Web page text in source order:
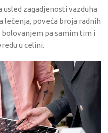
zagadjenosti vazduha
lečenja, poveća broja radnih
pa samim tim i
u celini.